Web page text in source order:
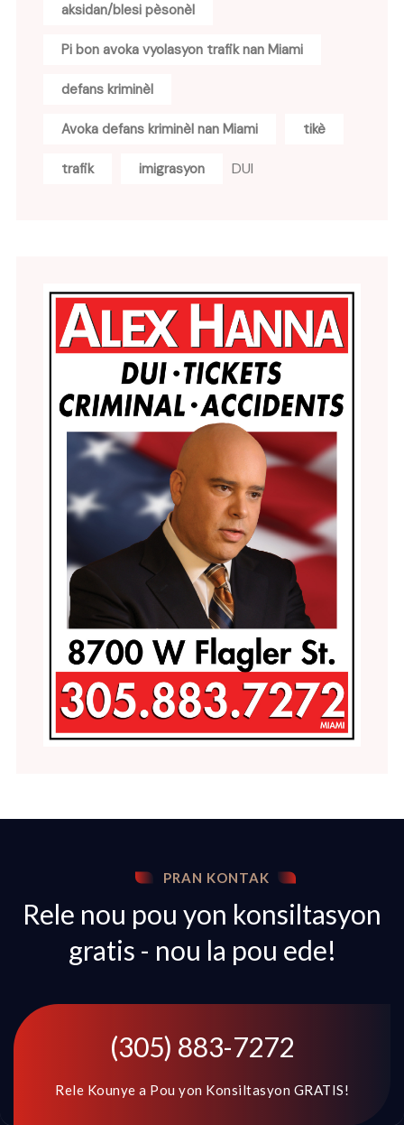
aksidan/blesi pèsonèl
Pi bon avoka vyolasyon trafik nan Miami
defans kriminèl
Avoka defans kriminèl nan Miami tikè
trafik imigrasyon DUI
PRAN KONTAK
Rele nou pou yon konsiltasyon
gratis - nou la pou ede!
(305) 883-7272
Rele Kounye a Pou yon Konsiltasyon GRATIS!